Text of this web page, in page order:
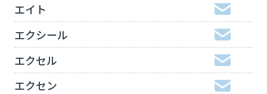
エイト
エクシール
エクセル
エクセン